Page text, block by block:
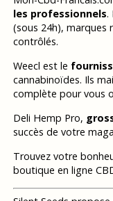
les professionnels.
(sous 24h), marques
contrôlés.
Weecl est le
cannabinoïdes. Ils
complète pour vous
Deli Hemp Pro,
succès de votre
Trouvez votre
boutique en ligne